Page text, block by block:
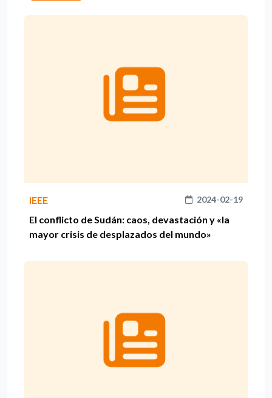
IEEE 2024-02-19
El conflicto de Sudán: caos, devastación y «la
mayor crisis de desplazados del mundo»